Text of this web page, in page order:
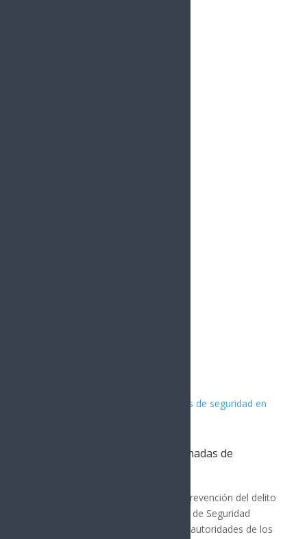
PESP fortalece acciones coordinadas de
Con los operativos de seguridad y prevención del delito
que ha desplegado la Policía Estatal de Seguridad
Pública (PESP) en coordinación con autoridades de los